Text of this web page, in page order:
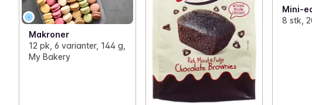
Makroner
12 pk, 6 varianter, 144 g,
My Bakery
Mini-
8 stk,